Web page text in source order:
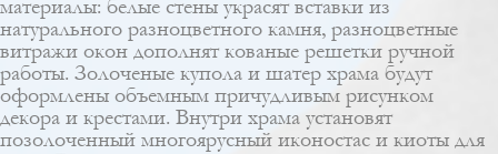
материалы: белые стены украсят вставки из
натурального разноцветного камня, разноцветные
витражи окон дополнят кованые решетки ручной
работы. Золоченые купола и шатер храма будут
оформлены объемным причудливым рисунком
декора и крестами. Внутри храма установят
позолоченный многоярусный иконостас и киоты для